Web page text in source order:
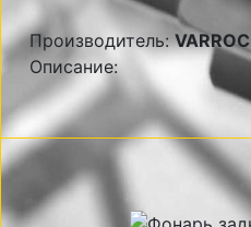
Производитель:VARROC
Описание: